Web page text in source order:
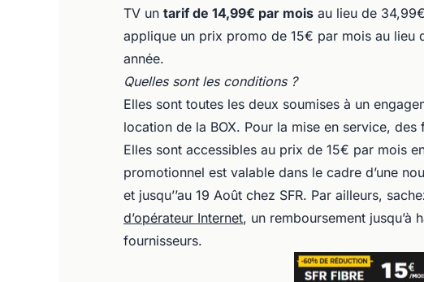
TV un tarif de 14,99€ par mois au lieu de
applique un prix promo de 15€ par mois au
année.
Quelles sont les conditions ?
Elles sont toutes les deux soumises à un
location de la BOX. Pour la mise en service,
Elles sont accessibles au prix de 15€ par mois
promotionnel est valable dans le cadre d’une
et jusqu’’au 19 Août chez SFR. Par ailleurs,
d’opérateur Internet, un remboursement jusqu’à
fournisseurs.